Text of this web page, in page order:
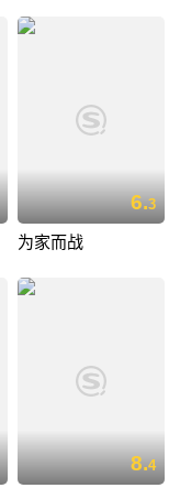
6.3
为家而战
8.4